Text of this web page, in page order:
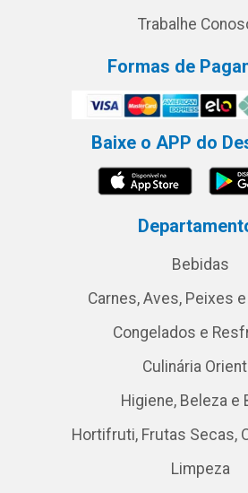
Trabalhe
Formas de
Baixe o APP do
Bebidas
Carnes, Aves, Peixes
Congelados e
Culinária
Higiene, Beleza e
Hortifruti, Frutas Secas,
Limpeza